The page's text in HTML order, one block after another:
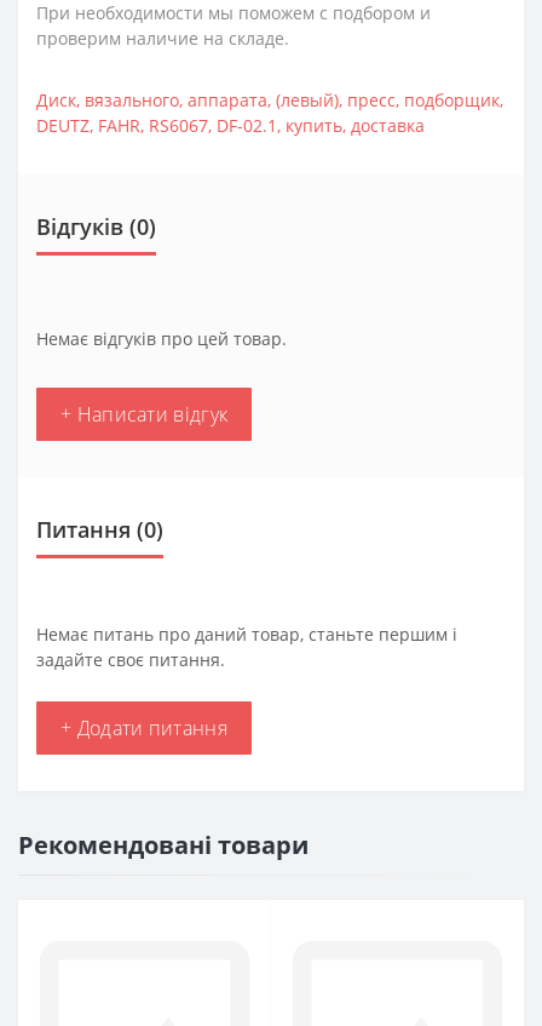
При необходимости мы поможем с подбором и
проверим наличие на складе.
Диск, вязального, аппарата, (левый), пресс, подборщик,
DEUTZ, FAHR, RS6067, DF-02.1, купить, доставка
Відгуків (0)
Немає відгуків про цей товар.
+ Написати відгук
Питання (0)
Немає питань про даний товар, станьте першим і
задайте своє питання.
+ Додати питання
Рекомендовані товари